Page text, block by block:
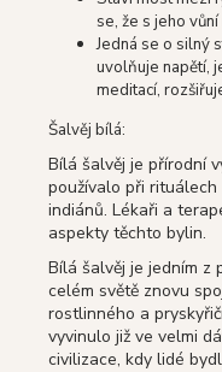
se, že s jeho
Jedná se o silný
uvolňuje napětí,
meditací,
Šalvěj bílá:
Bílá šalvěj je přírodní
používalo při rituálech
indiánů. Lékaři a
aspekty těchto bylin.
Bílá šalvěj je jedním z
celém světě znovu
rostlinného a
vyvinulo již ve velmi
civilizace, kdy lidé